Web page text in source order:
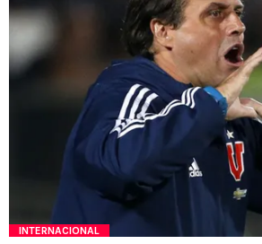
INTERNACIONAL